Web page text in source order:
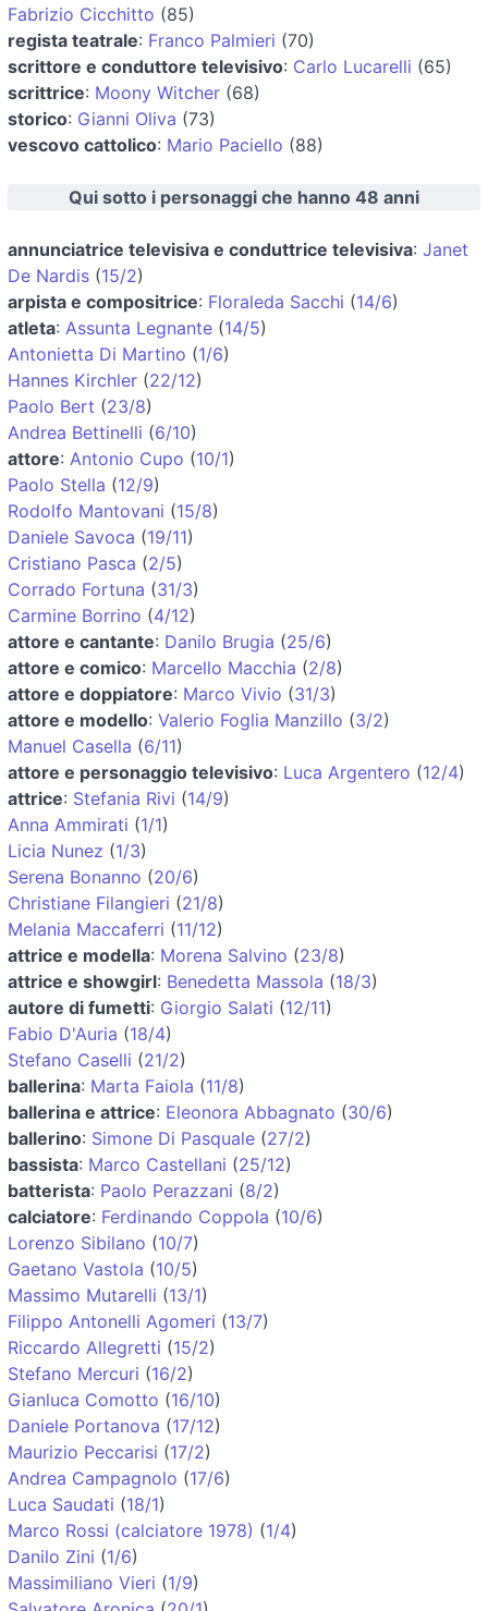
Fabrizio Cicchitto (85)
regista teatrale: Franco Palmieri (70)
scrittore e conduttore televisivo: Carlo Lucarelli (65)
scrittrice: Moony Witcher (68)
storico: Gianni Oliva (73)
vescovo cattolico: Mario Paciello (88)
Qui sotto i personaggi che hanno 48 anni
annunciatrice televisiva e conduttrice televisiva: Janet
De Nardis (15/2)
arpista e compositrice: Floraleda Sacchi (14/6)
atleta: Assunta Legnante (14/5)
Antonietta Di Martino (1/6)
Hannes Kirchler (22/12)
Paolo Bert (23/8)
Andrea Bettinelli (6/10)
attore: Antonio Cupo (10/1)
Paolo Stella (12/9)
Rodolfo Mantovani (15/8)
Daniele Savoca (19/11)
Cristiano Pasca (2/5)
Corrado Fortuna (31/3)
Carmine Borrino (4/12)
attore e cantante: Danilo Brugia (25/6)
attore e comico: Marcello Macchia (2/8)
attore e doppiatore: Marco Vivio (31/3)
attore e modello: Valerio Foglia Manzillo (3/2)
Manuel Casella (6/11)
attore e personaggio televisivo: Luca Argentero (12/4)
attrice: Stefania Rivi (14/9)
Anna Ammirati (1/1)
Licia Nunez (1/3)
Serena Bonanno (20/6)
Christiane Filangieri (21/8)
Melania Maccaferri (11/12)
attrice e modella: Morena Salvino (23/8)
attrice e showgirl: Benedetta Massola (18/3)
autore di fumetti: Giorgio Salati (12/11)
Fabio D'Auria (18/4)
Stefano Caselli (21/2)
ballerina: Marta Faiola (11/8)
ballerina e attrice: Eleonora Abbagnato (30/6)
ballerino: Simone Di Pasquale (27/2)
bassista: Marco Castellani (25/12)
batterista: Paolo Perazzani (8/2)
calciatore: Ferdinando Coppola (10/6)
Lorenzo Sibilano (10/7)
Gaetano Vastola (10/5)
Massimo Mutarelli (13/1)
Filippo Antonelli Agomeri (13/7)
Riccardo Allegretti (15/2)
Stefano Mercuri (16/2)
Gianluca Comotto (16/10)
Daniele Portanova (17/12)
Maurizio Peccarisi (17/2)
Andrea Campagnolo (17/6)
Luca Saudati (18/1)
Marco Rossi (calciatore 1978) (1/4)
Danilo Zini (1/6)
Massimiliano Vieri (1/9)